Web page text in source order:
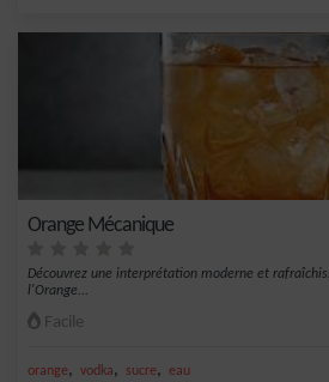
Orange Mécanique
Découvrez une interprétation moderne et
l'Orange...
Facile
orange, vodka, sucre, eau